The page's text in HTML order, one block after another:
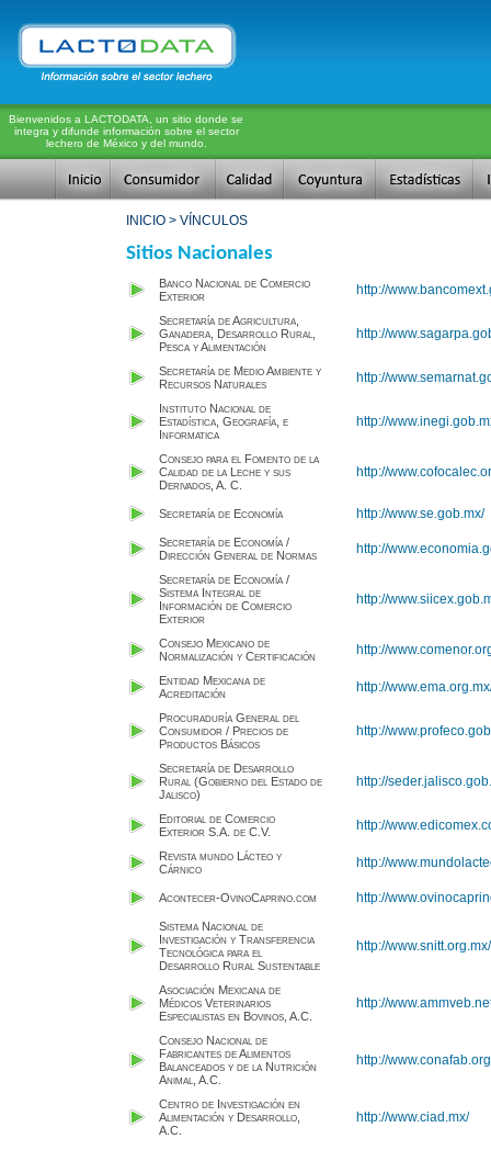
Bienvenidos a LACTODATA, un sitio donde se
integra y difunde información sobre el sector
lechero de México y del mundo.
INICIO > VÍNCULOS
Sitios Nacionales
Banco Nacional de Comercio
Exterior
http://
Secretaría de Agricultura,
Ganadera, Desarrollo Rural,
Pesca y Alimentación
http://
Secretaría de Medio Ambiente y
Recursos Naturales
http://
Instituto Nacional de
Estadística, Geografía, e
Informatica
http://
Consejo para el Fomento de la
Calidad de la Leche y sus
Derivados, A. C.
http://
Secretaría de Economía http://www.se.gob.mx/
Secretaría de Economía /
Dirección General de Normas
http://
Secretaría de Economía /
Sistema Integral de
Información de Comercio
Exterior
http://
Consejo Mexicano de
Normalización y Certificación
http://
Entidad Mexicana de
Acreditación
http://
Procuraduría General del
Consumidor / Precios de
Productos Básicos
http://
Secretaría de Desarrollo
Rural (Gobierno del Estado de
Jalisco)
http://
Editorial de Comercio
Exterior S.A. de C.V.
http://
Revista mundo Lácteo y
Cárnico
http://
Acontecer-OvinoCaprino.com http://
Sistema Nacional de
Investigación y Transferencia
Tecnológica para el
Desarrollo Rural Sustentable
http://
Asociación Mexicana de
Médicos Veterinarios
Especialistas en Bovinos, A.C.
http://
Consejo Nacional de
Fabricantes de Alimentos
Balanceados y de la Nutrición
Animal, A.C.
http://
Centro de Investigación en
Alimentación y Desarrollo,
A.C.
http://www.ciad.mx/